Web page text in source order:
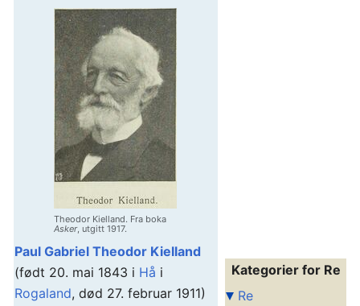
Theodor Kielland. Fra boka
Asker, utgitt 1917.
Paul Gabriel Theodor Kielland
(født 20. mai 1843 i Hå i
Rogaland, død 27. februar 1911)
Kategorier for Re
Re